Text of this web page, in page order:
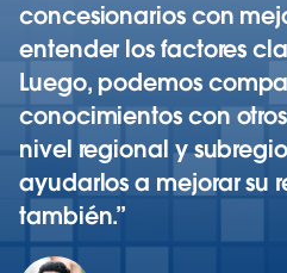
concesionarios con
entender los factores
Luego, podemos
conocimientos con
nivel regional y
ayudarlos a mejorar su
también.